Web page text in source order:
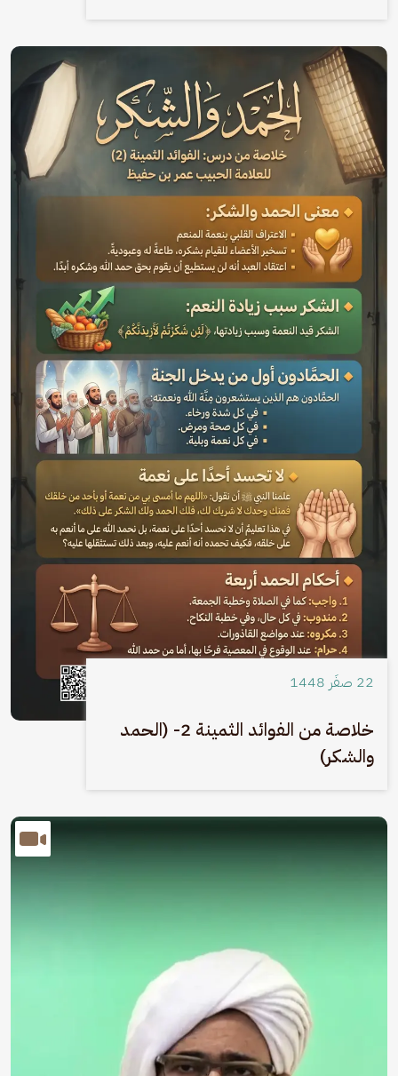
الصورة
22 صفَر 1448
خلاصة من الفوائد الثمينة 2- (الحمد
والشكر)
الصورة